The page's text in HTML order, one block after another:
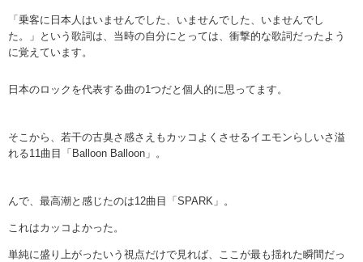
「乗客に日本人はいませんでした、いませんでした、いませんでし
た。」という歌詞は、当時の自分にとっては、衝撃的な歌詞だったよう
に覚えています。
日本のロックを代表する曲の1つだと個人的に思ってます。
そこから、若干の古臭さ感さえもカッコよくさせるイエモンらしいさ溢
れる11曲目「Balloon Balloon」。
んで、最高潮と感じたのは12曲目「SPARK」。
これはカッコよかった。
単純に盛り上がったいう視点だけで見れば、ここが最も揺れた瞬間だっ